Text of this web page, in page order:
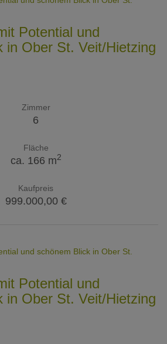
Potential und
in Ober St. Veit/Hietzing
Zimmer
6
Fläche
ca. 166 m2
Kaufpreis
999.000,00 €
Potential und
in Ober St. Veit/Hietzing